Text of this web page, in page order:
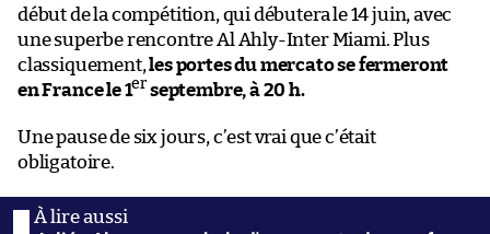
début de la compétition, qui débutera le 14 juin, avec
une superbe rencontre Al Ahly-Inter Miami. Plus
classiquement,les portes du mercato se fermeront
en France le 1er septembre, à 20 h.
Une pause de six jours, c’est vrai que c’était
obligatoire.